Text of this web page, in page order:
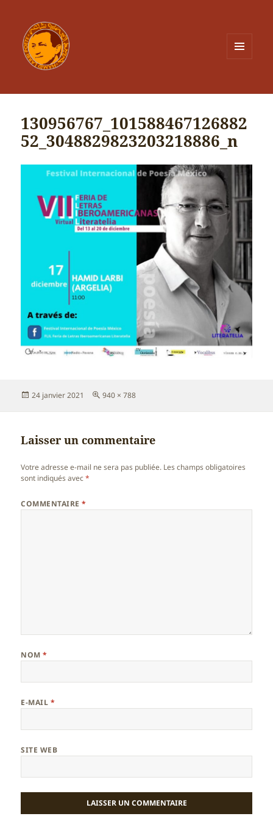
130956767_101588467126882
52_3048829823203218886_n
Publié
24 janvier 2021
Taille
940 × 788
Laisser un commentaire
Votre adresse e-mail ne sera pas publiée. Les champs obligatoires
sont indiqués avec*
COMMENTAIRE*
NOM*
E-MAIL *
SITE WEB